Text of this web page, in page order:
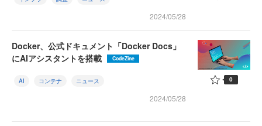
2024/05/28
Docker、公式ドキュメント「Docker Docs」
にAIアシスタントを搭載
CodeZine
AI コンテナ ニュース
2024/05/28
0